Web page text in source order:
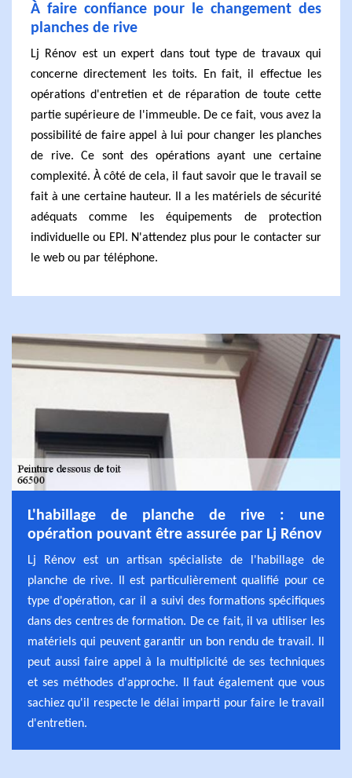
À faire confiance pour le changement des
planches de rive
Lj Rénov est un expert dans tout type de travaux qui
concerne directement les toits. En fait, il effectue les
opérations d'entretien et de réparation de toute cette
partie supérieure de l'immeuble. De ce fait, vous avez la
possibilité de faire appel à lui pour changer les planches
de rive. Ce sont des opérations ayant une certaine
complexité. À côté de cela, il faut savoir que le travail se
fait à une certaine hauteur. Il a les matériels de sécurité
adéquats comme les équipements de protection
individuelle ou EPI. N'attendez plus pour le contacter sur
le web ou par téléphone.
L'habillage de planche de rive : une
opération pouvant être assurée par Lj Rénov
Lj Rénov est un artisan spécialiste de l'habillage de
planche de rive. Il est particulièrement qualifié pour ce
type d'opération, car il a suivi des formations spécifiques
dans des centres de formation. De ce fait, il va utiliser les
matériels qui peuvent garantir un bon rendu de travail. Il
peut aussi faire appel à la multiplicité de ses techniques
et ses méthodes d'approche. Il faut également que vous
sachiez qu'il respecte le délai imparti pour faire le travail
d'entretien.